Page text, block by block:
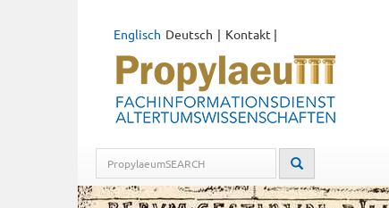
Deutsch
Englisch Kontakt |